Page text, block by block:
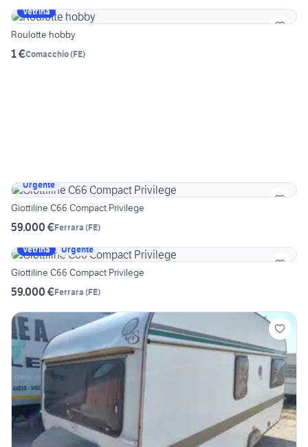
Vetrina
Roulotte hobby
1 €Comacchio(FE)
Urgente
Giottiline C66 Compact Privilege
59.000 €Ferrara (FE)
Vetrina Urgente
Giottiline C66 Compact Privilege
59.000 €Ferrara (FE)